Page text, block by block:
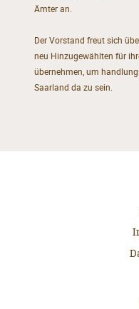
Ämter an.
Der Vorstand freut sich
neu Hinzugewählten für
übernehmen, um
Saarland da zu sein.